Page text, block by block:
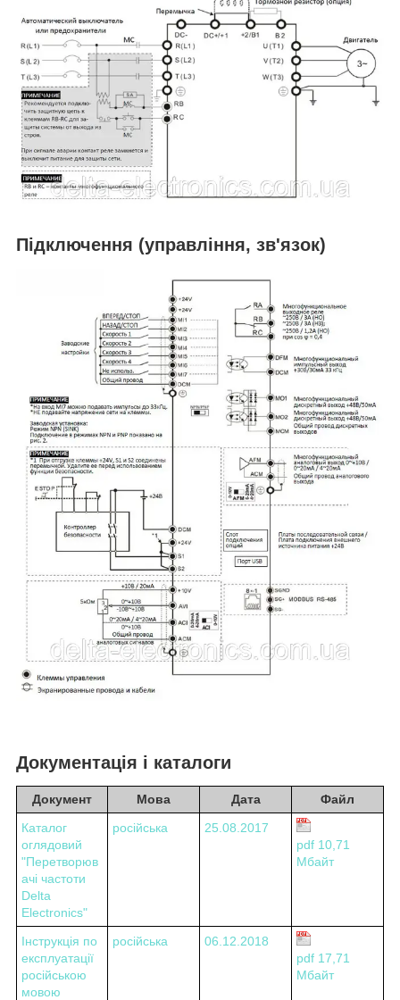
Підключення (управління, зв'язок)
Документація і каталоги
Документ Мова Дата
Файл
Каталог
оглядовий
"Перетворюв
ачі частоти
Delta
Electronics"
російська
25.08.2017
pdf 10,71
Мбайт
Інструкція по
експлуатації
російською
мовою
російська
06.12.2018
pdf 17,71
Мбайт